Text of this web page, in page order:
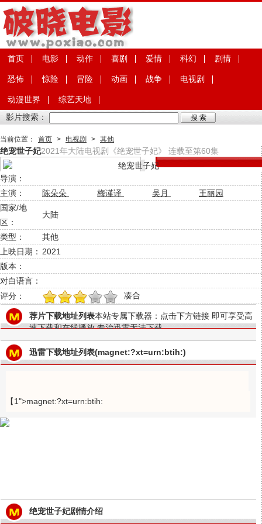
首页 电影 动作 喜剧 爱情 科幻 剧情
恐怖 惊险 冒险 动画 战争 电视剧
动漫世界
综艺天地
影片搜索：
当前位置： 首页 > 电视剧 > 其他
绝宠世子妃2021年大陆电视剧《绝宠世子妃》 连载至第60集
导演：
主演：
陈朵朵 梅谨译 吴月
王丽园
国家/地
区：
大陆
类型：
其他
上映日期： 2021
版本：
对白语言：
评分：
1 3 4 5 凑合
荐片下载地址列表本站专属下载器：点击下方链接 即可享受高
速下载和在线播放 专治迅雷无法下载
迅雷下载地址列表(magnet:?xt=urn:btih:)
【1">magnet:?xt=urn:btih:
绝宠世子妃剧情介绍